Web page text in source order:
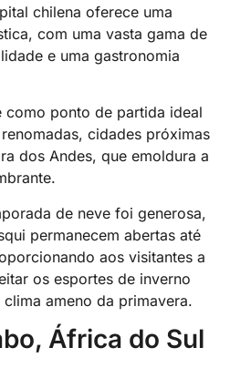
chilena oferece uma
com uma vasta gama de
e uma gastronomia
como ponto de partida ideal
cidades próximas
dos Andes, que emoldura a
de neve foi generosa,
permanecem abertas até
aos visitantes a
os esportes de inverno
ameno da primavera.
África do Sul